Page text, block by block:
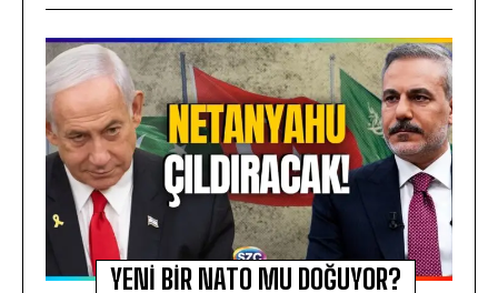
YENİ BİR NATO MU DOĞUYOR?